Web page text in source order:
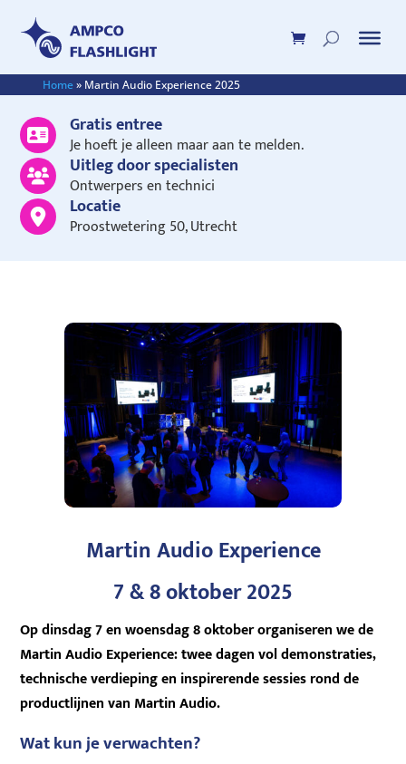
Home» Martin Audio Experience 2025
Gratis entree
Je hoeft je alleen maar aan te melden.
Uitleg door specialisten
Ontwerpers en technici
Locatie
Proostwetering 50, Utrecht
Martin Audio Experience
7 & 8 oktober 2025
Op dinsdag 7 en woensdag 8 oktober organiseren we de
Martin Audio Experience: twee dagen vol demonstraties,
technische verdieping en inspirerende sessies rond de
productlijnen van Martin Audio.
Wat kun je verwachten?